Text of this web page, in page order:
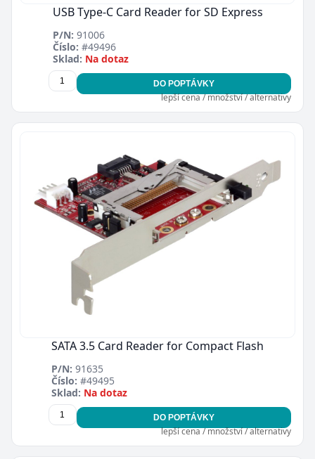
USB Type-C Card Reader for SD Express
P/N: 91006
Číslo: #49496
Sklad: Na dotaz
DO POPTÁVKY
lepší cena / množství / alternativy
SATA 3.5 Card Reader for Compact Flash
P/N: 91635
Číslo: #49495
Sklad: Na dotaz
DO POPTÁVKY
lepší cena / množství / alternativy